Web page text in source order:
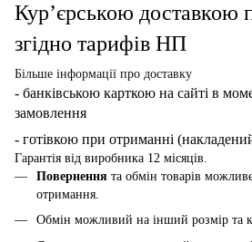
Кур’єрською доставкою
згідно тарифів НП
Більше інформації про доставку
- банківською карткою на сайті в
замовлення
- готівкою при отриманні
Гарантія від виробника 12 місяців.
Повернення та обмін товарів
отримання.
Обмін можливий на інший розмір та